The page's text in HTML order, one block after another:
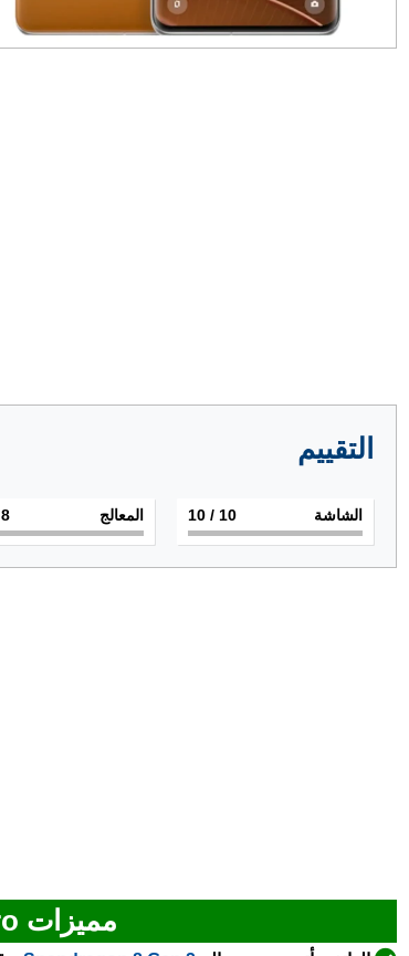
التقييم
الشاشة 10
/ 10 المعالج 8
مميزات Oppo Find X7 Pro